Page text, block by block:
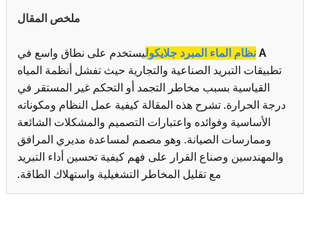
ملخص المقال
A نظام الماء المبرد جلايكوليستخدم على نطاق واسع في
تطبيقات التبريد الصناعية والتجارية حيث تفشل أنظمة المياه
القياسية بسبب مخاطر التجمد أو التحكم غير المستقر في
درجة الحرارة. تشرح هذه المقالة كيفية عمل النظام ومكوناته
الأساسية وفوائده واعتبارات التصميم والمشكلات الشائعة
وممارسات الصيانة. وهو مصمم لمساعدة مديري المرافق
والمهندسين وصناع القرار على فهم كيفية تحسين أداء التبريد
مع تقليل المخاطر التشغيلية واستهلاك الطاقة.